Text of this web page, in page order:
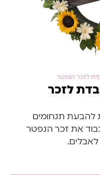
לזכר הנפטר
לזכר
להבעת תנחומים
את זכר הנפטר
לאבלים.